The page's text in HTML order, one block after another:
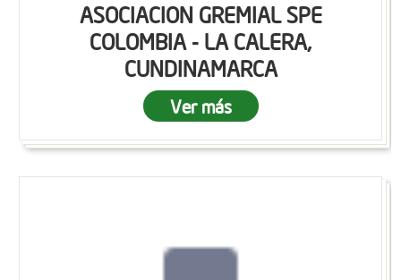
ASOCIACION GREMIAL SPE
COLOMBIA - LA CALERA,
CUNDINAMARCA
Ver más